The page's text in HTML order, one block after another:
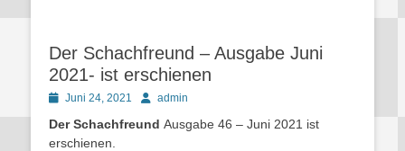
Der Schachfreund – Ausgabe Juni
2021- ist erschienen
PostedJuni 24, 2021 Autoradmin
Der Schachfreund Ausgabe 46 – Juni 2021 ist
erschienen.